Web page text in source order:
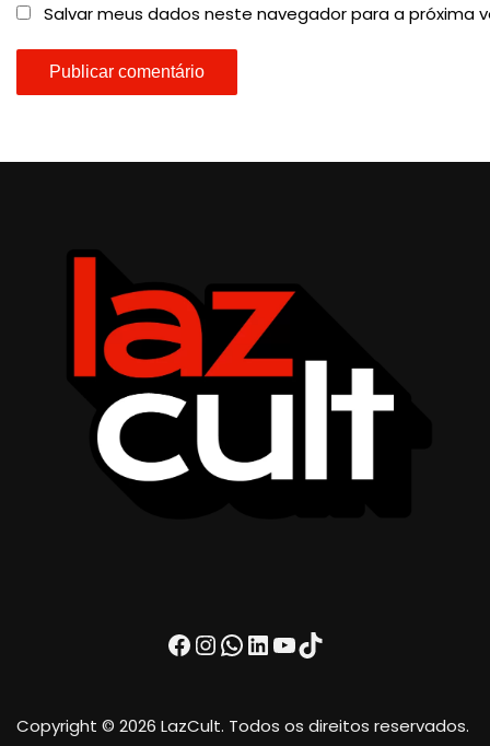
Salvar meus dados neste navegador para a próxima
Facebook
Instagram
WhatsApp
LinkedIn
Youtube
TikTok
Copyright © 2026 LazCult. Todos os direitos reservados.